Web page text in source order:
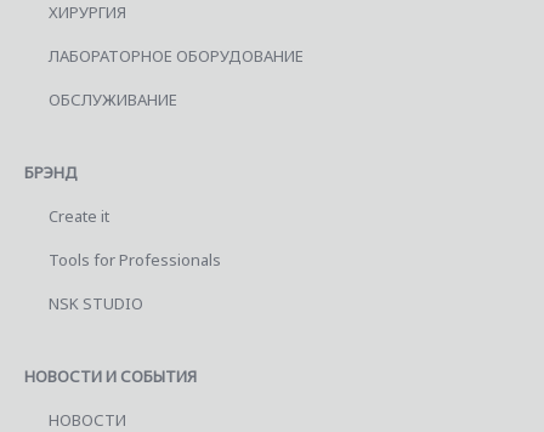
ХИРУРГИЯ
ЛАБОРАТОРНОЕ ОБОРУДОВАНИЕ
ОБСЛУЖИВАНИЕ
БРЭНД
Create it
Tools for Professionals
NSK STUDIO
НОВОСТИ И СОБЫТИЯ
НОВОСТИ